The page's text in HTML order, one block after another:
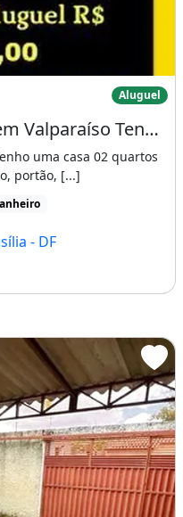
em Valparaíso Tenho
Aluguel
Quer Alugar Uma Casa em Valparaíso Tenho na Anhanguera B com Vaga para 02 Carros E
uma casa 02 quartos
portão, [...]
- DF